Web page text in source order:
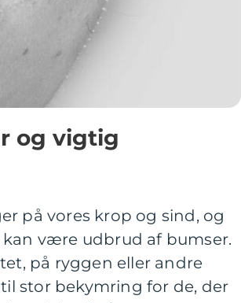
og vigtig
på vores krop og sind, og
være udbrud af bumser.
på ryggen eller andre
stor bekymring for de, der